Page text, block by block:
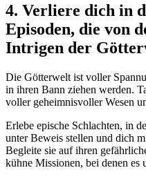
4. Verliere dich in
Episoden, die von
Intrigen der
Die Götterwelt ist voller
in ihren Bann ziehen werden.
voller geheimnisvoller Wesen
Erlebe epische Schlachten, in
unter Beweis stellen und dich
Begleite sie auf ihren
kühne Missionen, bei denen es